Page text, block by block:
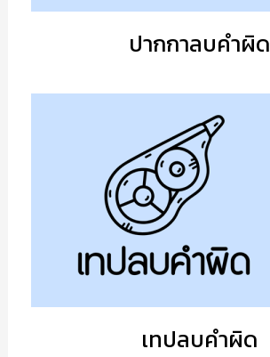
ปากกาลบคำผิด
เทปลบคำผิด